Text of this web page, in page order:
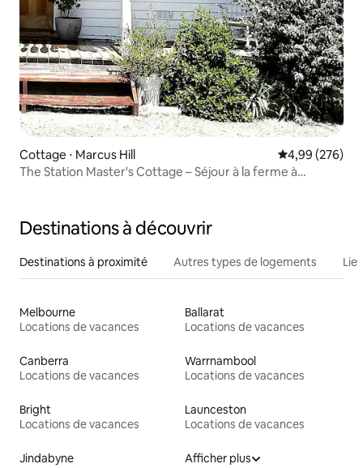
Cottage ⋅ Marcus Hill Évaluation
4,99 (276)
The Station Master's Cottage – Séjour à la ferme à
Destinations à découvrir
Destinations à proximité Autres types de logements
Melbourne
Locations de vacances
Ballarat
Locations de vacances
Canberra
Locations de vacances
Warrnambool
Locations de vacances
Bright
Locations de vacances
Launceston
Locations de vacances
Jindabyne
Afficher plus